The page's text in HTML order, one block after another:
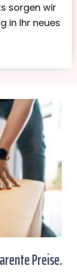
sorgen wir
in Ihr neues
Preise.